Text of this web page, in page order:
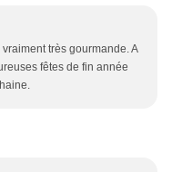
très gourmande. A
fêtes de fin année